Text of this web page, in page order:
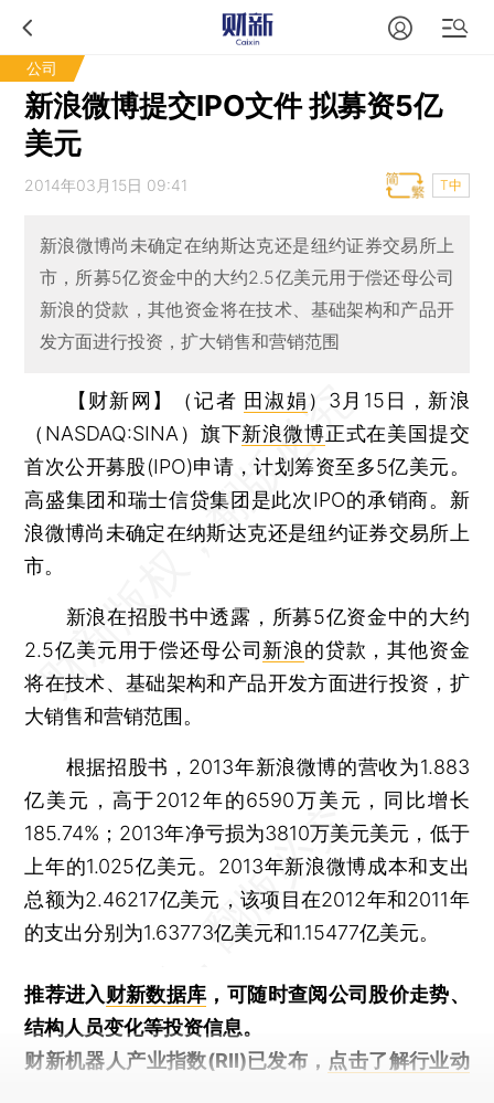
公司
新浪微博提交IPO文件 拟募资5亿
美元
2014年03月15日 09:41 T中
新浪微博尚未确定在纳斯达克还是纽约证券交易所上
市，所募5亿资金中的大约2.5亿美元用于偿还母公司
新浪的贷款，其他资金将在技术、基础架构和产品开
发方面进行投资，扩大销售和营销范围
【财新网】（记者 田淑娟 ） 3月15日，新浪
（NASDAQ:SINA）旗下新浪微博正式在美国提交
首次公开募股(IPO)申请，计划筹资至多5亿美元。
高盛集团和瑞士信贷集团是此次IPO的承销商。新
浪微博尚未确定在纳斯达克还是纽约证券交易所上
市。
新浪在招股书中透露，所募5亿资金中的大约
2.5亿美元用于偿还母公司 新浪的贷款，其他资金
将在技术、基础架构和产品开发方面进行投资，扩
大销售和营销范围。
根据招股书，2013年新浪微博的营收为1.883
亿美元，高于2012年的6590万美元，同比增长
185.74%；2013年净亏损为3810万美元美元，低于
上年的1.025亿美元。2013年新浪微博成本和支出
总额为2.46217亿美元，该项目在2012年和2011年
的支出分别为1.63773亿美元和1.15477亿美元。
推荐进入财新数据库 ，可随时查阅公司股价走势、
结构人员变化等投资信息。
财新机器人产业指数(RII)已发布， 点击了解行业动